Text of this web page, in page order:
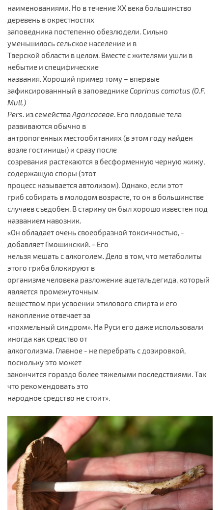
наименованиями. Но в течение XX века большинство
деревень в окрестностях
заповедника постепенно обезлюдели. Сильно
уменьшилось сельское население и в
Тверской области в целом. Вместе с жителями ушли в
небытие и специфические
названия. Хороший пример тому – впервые
зафиксированнный в заповеднике Coprinus comatus (O.F.
Mull.)
Pers. из семействаAgaricaceae. Его плодовые тела
развиваются обычно в
антропогенных местообитаниях (в этом году найден
возле гостиницы) и сразу после
созревания растекаются в бесформенную черную жижу,
содержащую споры (этот
процесс называется автолизом). Однако, если этот
гриб собирать в молодом возрасте, то он в большинстве
случаев съедобен. В старину он был хорошо известен под
названием навозник.
«Он обладает очень своеобразной токсичностью, -
добавляет Гмошинский. - Его
нельзя мешать с алкоголем. Дело в том, что метаболиты
этого гриба блокируют в
организме человека разложение ацетальдегида, который
является промежуточным
веществом при усвоении этилового спирта и его
накопление отвечает за
«похмельный синдром». На Руси его даже использовали
иногда как средство от
алкоголизма. Главное - не перебрать с дозировкой,
поскольку это может
закончится гораздо более тяжелыми последствиями. Так
что рекомендовать это
народное средство не стоит».